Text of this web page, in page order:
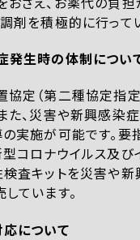
剤を積極的に行って
生時の体制につい
定（第二種協定指定
た、災害や新興感染
実施が可能です。
コロナウイルス及び
査キットを災害や
ています。
について